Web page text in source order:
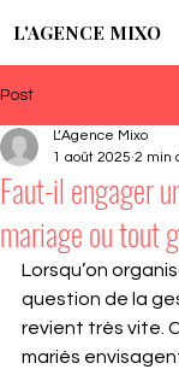
L'AGENCE MIXO
Post
Faut-il engager
mariage ou tout
L’Agence Mixo
1 août 2025 2 min
Lorsqu’on
question de la
revient très vite.
mariés